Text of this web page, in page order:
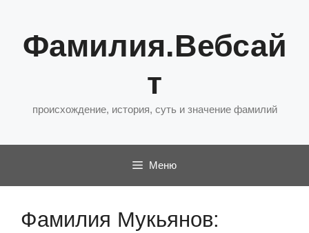
содержимому
Фамилия.Вебсай
т
происхождение, история, суть и значение фамилий
Меню
Фамилия Мукьянов: